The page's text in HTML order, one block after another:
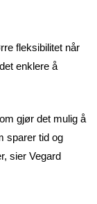
fleksibilitet når
enklere å
gjør det mulig å
sparer tid og
sier Vegard